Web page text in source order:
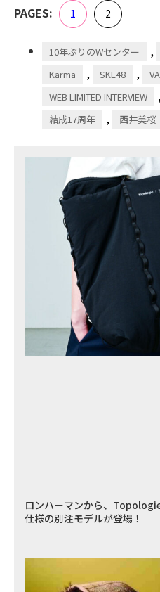
PAGES:
Page
1 Page
2
10年ぶりのWセンター ,
Karma , SKE48 ,
WEB LIMITED INTERVIEW ,
結成17周年 , 西井美桜
ロンハーマンから、
仕様の別注モデルが登場！